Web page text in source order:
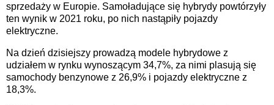
sprzedaży w Europie. Samoładujące się hybrydy powtórzyły
ten wynik w 2021 roku, po nich nastąpiły pojazdy
elektryczne.
Na dzień dzisiejszy prowadzą modele hybrydowe z
udziałem w rynku wynoszącym 34,7%, za nimi plasują się
samochody benzynowe z 26,9% i pojazdy elektryczne z
18,3%.